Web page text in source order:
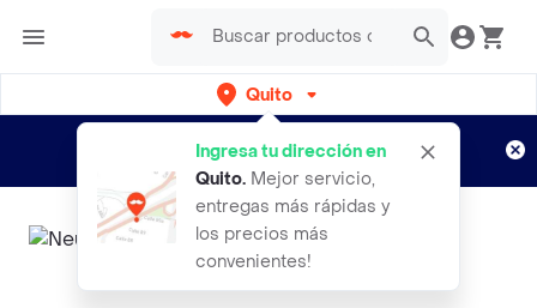
Quito
Ingresa tu dirección en
Quito. Mejor servicio,
entregas más rápidas y
los precios más
convenientes!
envíos gratis por semanas
Aplican TyC